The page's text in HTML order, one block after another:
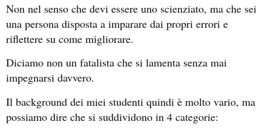
Non nel senso che devi essere uno scienziato, ma che sei
una persona disposta a imparare dai propri errori e
riflettere su come migliorare.
Diciamo non un fatalista che si lamenta senza mai
impegnarsi davvero.
Il background dei miei studenti quindi è molto vario, ma
possiamo dire che si suddividono in 4 categorie: